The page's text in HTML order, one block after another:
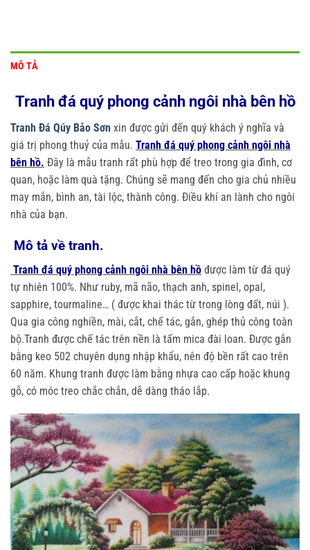
MÔ TẢ
Tranh đá quý phong cảnh ngôi nhà bên hồ
Tranh Đá Qúy Bảo Sơn xin được gửi đến quý khách ý nghĩa và
giá trị phong thuỷ của mẫu. Tranh đá quý phong cảnh ngôi nhà
bên hồ. Đây là mẫu tranh rất phù hợp để treo trong gia đình, cơ
quan, hoặc làm quà tặng. Chúng sẽ mang đến cho gia chủ nhiều
may mắn, bình an, tài lộc, thành công. Điều khí an lành cho ngôi
nhà của bạn.
Mô tả về tranh.
Tranh đá quý phong cảnh ngôi nhà bên hồ được làm từ đá quý
tự nhiên 100%. Như ruby, mã não, thạch anh, spinel, opal,
sapphire, tourmaline… ( được khai thác từ trong lòng đất, núi ).
Qua gia công nghiền, mài, cắt, chế tác, gắn, ghép thủ công toàn
bộ.Tranh được chế tác trên nền là tấm mica đài loan. Được gắn
bằng keo 502 chuyên dụng nhập khẩu, nên độ bền rất cao trên
60 năm. Khung tranh được làm bằng nhựa cao cấp hoặc khung
gỗ, có móc treo chắc chắn, dễ dàng tháo lắp.